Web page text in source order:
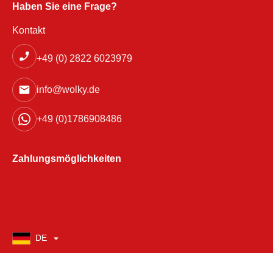
Haben Sie eine Frage?
Kontakt
+49 (0) 2822 6023979
info@wolky.de
+49 (0)1786908486
Zahlungsmöglichkeiten
DE